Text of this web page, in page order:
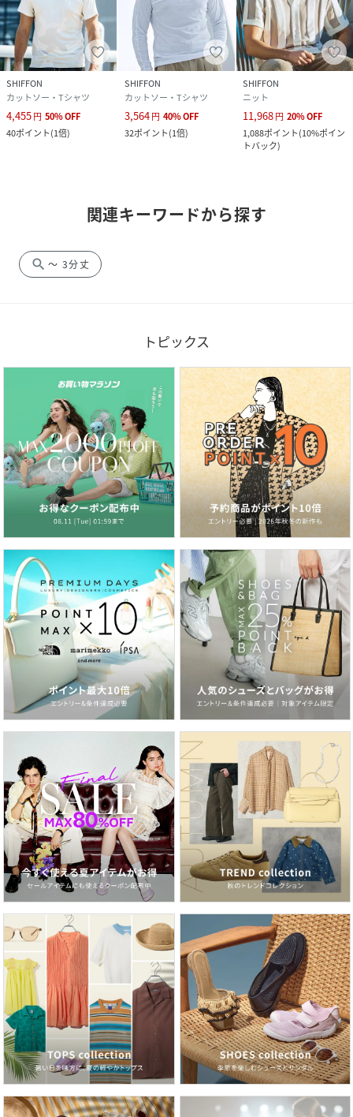
SHIFFON
カットソー・Tシャツ
4,455円 50%OFF
40ポイント(1倍)
SHIFFON
カットソー・Tシャツ
3,564円 40%OFF
32ポイント(1倍)
SHIFFON
ニット
11,968円 20%OFF
1,088ポイント(10%ポイン
トバック)
関連キーワードから探す
search ～ 3分丈
トピックス